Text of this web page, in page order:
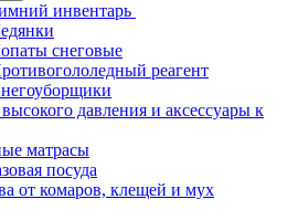
инвентарь
снеговые
реагент
давления и аксессуары к
матрасы
посуда
от комаров, клещей и мух